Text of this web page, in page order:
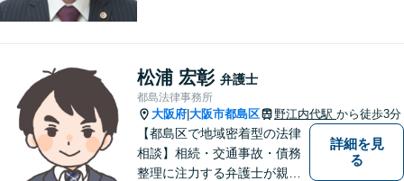
で頼れる弁護士を目指しま
す。【休日相談可】【今福鶴
見駅2分】
松浦 宏彰 弁護士
都島法律事務所
大阪府 大阪市都島区 野江内代駅 から徒歩3分
【都島区で地域密着型の法律
相談】相続・交通事故・債務
整理に注力する弁護士が親身
詳細を見
る